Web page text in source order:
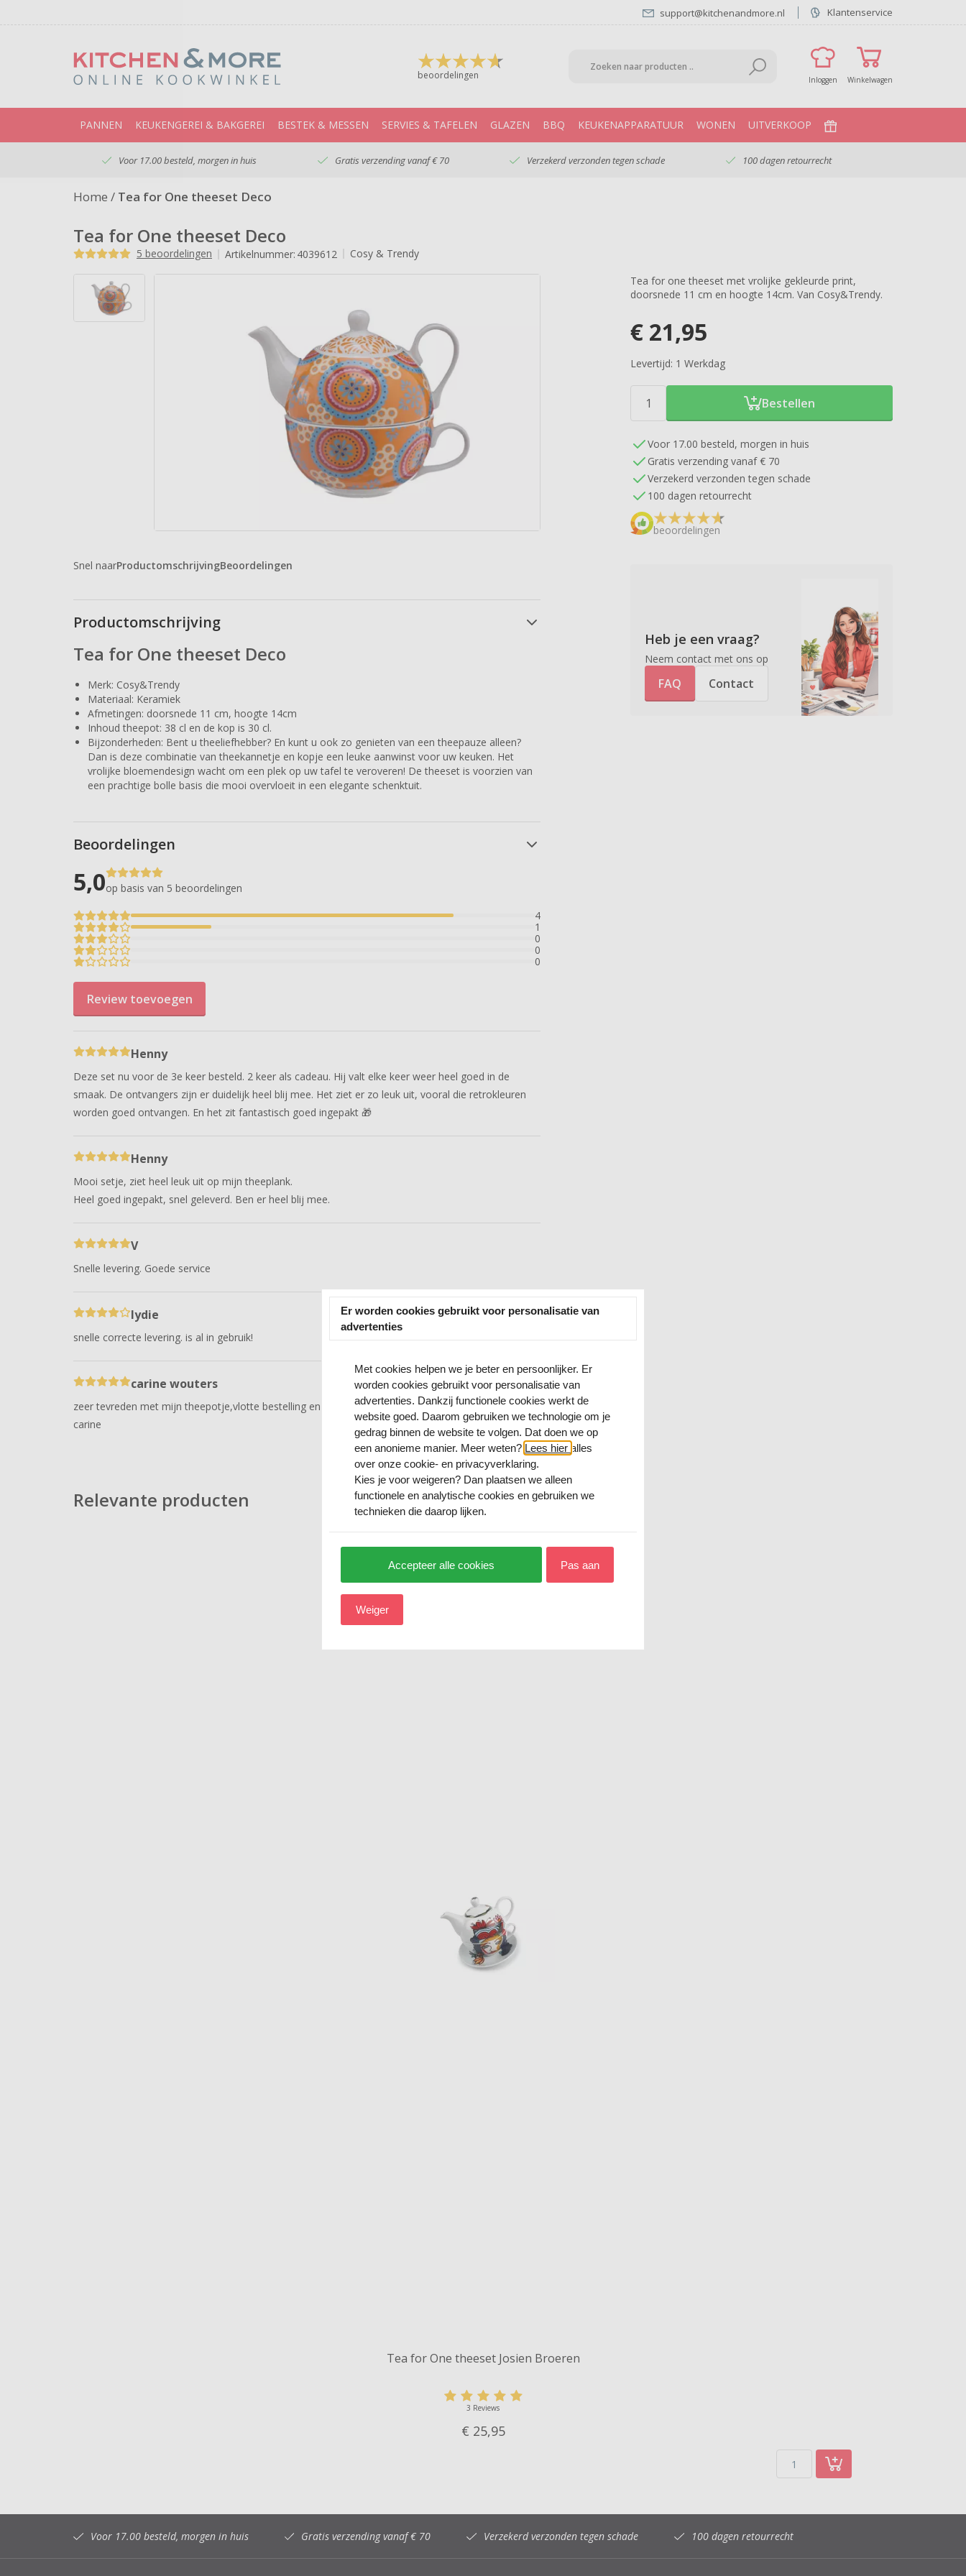
support@kitchenandmore.nl Klantenservice
beoordelingen Inloggen Winkelwagen
PANNEN KEUKENGEREI & BAKGEREI BESTEK & MESSEN SERVIES & TAFELEN GLAZEN BBQ KEUKENAPPARATUUR WONEN UITVERKOOP
Voor 17.00 besteld, morgen in huis Gratis verzending vanaf € 70 Verzekerd verzonden tegen schade 100 dagen retourrecht
Home / Tea for One theeset Deco
Tea for One theeset Deco
5 beoordelingen Artikelnummer: 4039612
Cosy & Trendy
Tea for one theeset met vrolijke gekleurde print,
doorsnede 11 cm en hoogte 14cm. Van Cosy&Trendy.
€ 21,95
Levertijd: 1 Werkdag
Bestellen
Voor 17.00 besteld, morgen in huis
Gratis verzending vanaf € 70
Verzekerd verzonden tegen schade
100 dagen retourrecht
beoordelingen
Heb je een vraag?
Neem contact met ons op
FAQ Contact
Snel naarProductomschrijvingBeoordelingen
Productomschrijving
Tea for One theeset Deco
Merk: Cosy&Trendy
Materiaal: Keramiek
Afmetingen: doorsnede 11 cm, hoogte 14cm
Inhoud theepot: 38 cl en de kop is 30 cl.
Bijzonderheden: Bent u theeliefhebber? En kunt u ook zo genieten van een theepauze alleen?
Dan is deze combinatie van theekannetje en kopje een leuke aanwinst voor uw keuken. Het
vrolijke bloemendesign wacht om een plek op uw tafel te veroveren! De theeset is voorzien van
een prachtige bolle basis die mooi overvloeit in een elegante schenktuit.
Beoordelingen
5,0op basis van 5 beoordelingen
4
1
0
0
0
Review toevoegen
Henny
Deze set nu voor de 3e keer besteld. 2 keer als cadeau. Hij valt elke keer weer heel goed in de
smaak. De ontvangers zijn er duidelijk heel blij mee. Het ziet er zo leuk uit, vooral die retrokleuren
worden goed ontvangen. En het zit fantastisch goed ingepakt 🎁
Henny
Mooi setje, ziet heel leuk uit op mijn theeplank.
Heel goed ingepakt, snel geleverd. Ben er heel blij mee.
V
Snelle levering. Goede service
lydie
snelle correcte levering. is al in gebruik!
carine wouters
zeer tevreden met mijn theepotje,vlotte bestelling en netjes afgeleverd ik ga zeker nog bestellen
carine
Relevante producten
Tea for One theeset Josien Broeren
3 Reviews
€ 25,95
Voor 17.00 besteld, morgen in huis Gratis verzending vanaf € 70 Verzekerd verzonden tegen schade 100 dagen retourrecht
Er worden cookies gebruikt voor personalisatie van
advertenties
Met cookies helpen we je beter en persoonlijker. Er
worden cookies gebruikt voor personalisatie van
advertenties. Dankzij functionele cookies werkt de
website goed. Daarom gebruiken we technologie om je
gedrag binnen de website te volgen. Dat doen we op
een anonieme manier. Meer weten? Lees hier alles
over onze cookie- en privacyverklaring.
Kies je voorweigeren? Dan plaatsen we alleen
functionele en analytische cookies en gebruiken we
technieken die daarop lijken.
Accepteer alle cookies Pas aan
Weiger